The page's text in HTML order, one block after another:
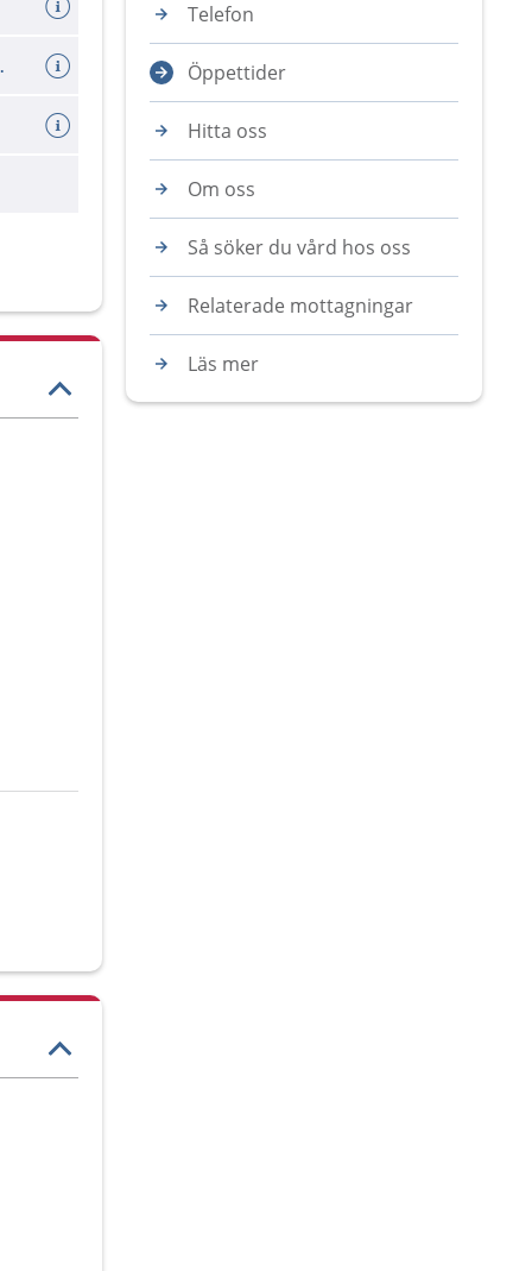
tid
Telefon
Öppettider
Hitta oss
Om oss
Så söker du vård hos oss
Relaterade mottagningar
Läs mer